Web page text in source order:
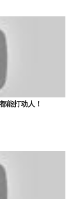
能打动人！